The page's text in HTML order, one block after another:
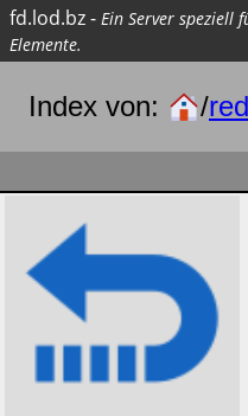
fd.lod.bz- Ein Server speziell
Elemente.
Index von: /